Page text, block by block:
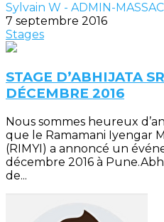
Sylvain W - ADMIN-
7 septembre 2016
Stages
STAGE D’ABHIJATA
DÉCEMBRE 2016
Nous sommes heureux
que le Ramamani Iyengar
(RIMYI) a annoncé un
décembre 2016 à
de...